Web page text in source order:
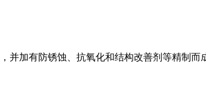
并加有防锈蚀、抗氧化和结构改善剂等精制而